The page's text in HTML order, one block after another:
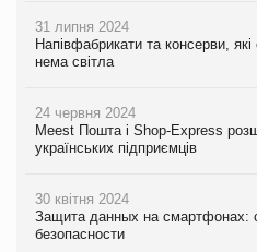
31 липня 2024
Напівфабрикати та консерви,
нема світла
24 червня 2024
Meest Пошта і Shop-Express
українських підприємців
30 квітня 2024
Защита данных на смартфонах:
безопасности